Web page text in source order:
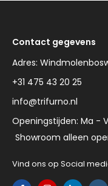
Contact gegevens
Adres:
+31 475 43 20 25
info@trifurno.nl
Openingstijden: Ma -
Showroom alleen
Vind ons op Social